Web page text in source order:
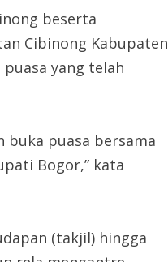
beserta
Cibinong Kabupaten
yang telah
buka puasa bersama
Bogor,” kata
(takjil) hingga